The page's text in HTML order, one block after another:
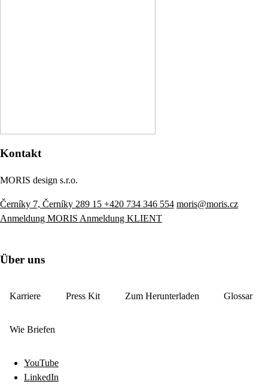
Kontakt
MORIS design s.r.o.
Černíky 7, Černíky 289 15 +420 734 346 554 moris@moris.cz
Anmeldung MORIS Anmeldung KLIENT
Über uns
Karriere Press Kit Zum Herunterladen Glossar
Wie Briefen
YouTube
LinkedIn